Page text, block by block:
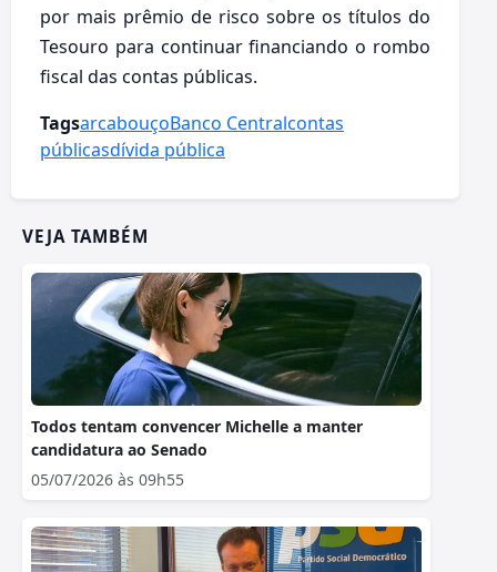
por mais prêmio de risco sobre os títulos do
Tesouro para continuar financiando o rombo
fiscal das contas públicas.
TagsarcabouçoBanco Centralcontas
públicasdívida pública
VEJA TAMBÉM
Todos tentam convencer Michelle a manter
candidatura ao Senado
05/07/2026 às 09h55